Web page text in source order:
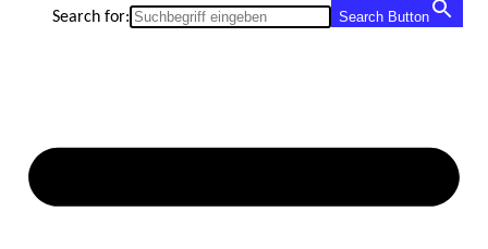
Search for: Search Button